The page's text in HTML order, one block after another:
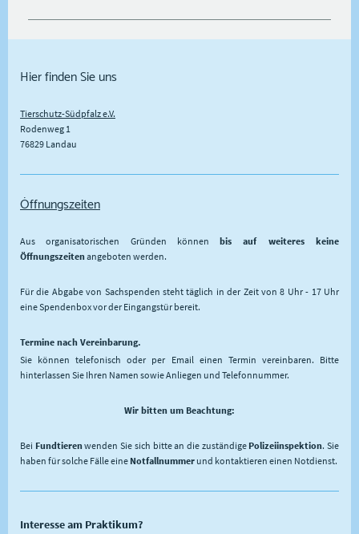
Hier finden Sie uns
Tierschutz-Südpfalz e.V.
Rodenweg 1
76829 Landau
Öffnungszeiten
Aus organisatorischen Gründen könnenbis auf weiteres keine
Öffnungszeitenangeboten werden.
Für die Abgabe von Sachspenden steht täglich in der Zeit von 8 Uhr - 17 Uhr
eine Spendenbox vor der Eingangstür bereit.
Termine nach Vereinbarung.
Sie können telefonisch oder per Email einen Termin vereinbaren. Bitte
hinterlassen Sie Ihren Namen sowie Anliegen und Telefonnummer.
Wir bitten um Beachtung:
Bei Fundtierenwenden Sie sich bitte an die zuständige Polizeiinspektion. Sie
haben für solche Fälle eine Notfallnummer und kontaktieren einen Notdienst.
Interesse am Praktikum?